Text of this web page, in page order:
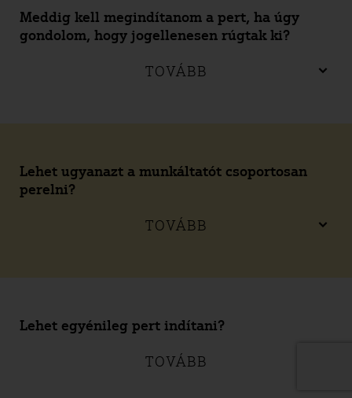
Meddig kell megindítanom a pert, ha úgy
gondolom, hogy jogellenesen rúgtak ki?
TOVÁBB
Lehet ugyanazt a munkáltatót csoportosan
perelni?
TOVÁBB
Lehet egyénileg pert indítani?
TOVÁBB